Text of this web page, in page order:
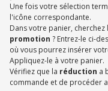
Une fois votre sélection
l'icône correspondante.
Dans votre panier, cherchez
promotion ? Entrez-le ci-
où vous pourrez insérer
Appliquez-le à votre panier.
Vérifiez que la réduction a
commande et de procéder